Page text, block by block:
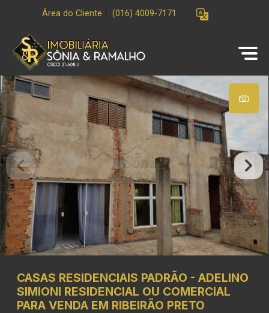
Área do Cliente (016) 4009-7171
CASAS RESIDENCIAIS PADRÃO - ADELINO
SIMIONI RESIDENCIAL OU COMERCIAL
PARA VENDA EM RIBEIRÃO PRETO